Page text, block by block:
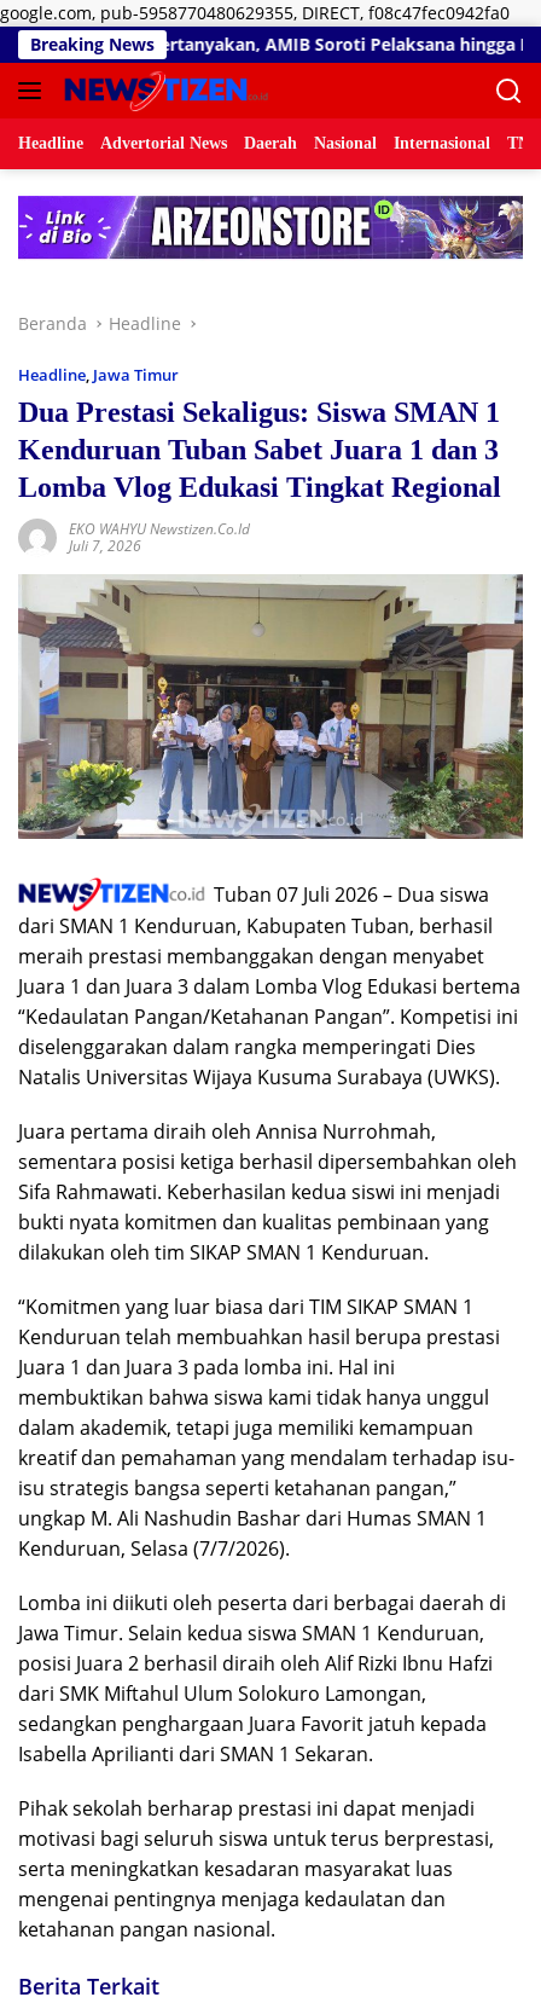
google.com, pub-5958770480629355, DIRECT, f08c47fec0942fa0
ke
Breaking News
AMIB Soroti Pelaksana hingga Progres Pekerjaan
Headline Advertorial News Daerah Nasional Internasional
Beranda Headline
Headline, Jawa Timur
Dua Prestasi Sekaligus: Siswa SMAN 1
Kenduruan Tuban Sabet Juara 1 dan 3
Lomba Vlog Edukasi Tingkat Regional
EKO WAHYU Newstizen.co.id
Juli 7, 2026
Tuban 07 Juli 2026 – Dua siswa
dari SMAN 1 Kenduruan, Kabupaten Tuban, berhasil
meraih prestasi membanggakan dengan menyabet
Juara 1 dan Juara 3 dalam Lomba Vlog Edukasi bertema
“Kedaulatan Pangan/Ketahanan Pangan”. Kompetisi ini
diselenggarakan dalam rangka memperingati Dies
Natalis Universitas Wijaya Kusuma Surabaya (UWKS).
Juara pertama diraih oleh Annisa Nurrohmah,
sementara posisi ketiga berhasil dipersembahkan oleh
Sifa Rahmawati. Keberhasilan kedua siswi ini menjadi
bukti nyata komitmen dan kualitas pembinaan yang
dilakukan oleh tim SIKAP SMAN 1 Kenduruan.
“Komitmen yang luar biasa dari TIM SIKAP SMAN 1
Kenduruan telah membuahkan hasil berupa prestasi
Juara 1 dan Juara 3 pada lomba ini. Hal ini
membuktikan bahwa siswa kami tidak hanya unggul
dalam akademik, tetapi juga memiliki kemampuan
kreatif dan pemahaman yang mendalam terhadap isu-
isu strategis bangsa seperti ketahanan pangan,”
ungkap M. Ali Nashudin Bashar dari Humas SMAN 1
Kenduruan, Selasa (7/7/2026).
Lomba ini diikuti oleh peserta dari berbagai daerah di
Jawa Timur. Selain kedua siswa SMAN 1 Kenduruan,
posisi Juara 2 berhasil diraih oleh Alif Rizki Ibnu Hafzi
dari SMK Miftahul Ulum Solokuro Lamongan,
sedangkan penghargaan Juara Favorit jatuh kepada
Isabella Aprilianti dari SMAN 1 Sekaran.
Pihak sekolah berharap prestasi ini dapat menjadi
motivasi bagi seluruh siswa untuk terus berprestasi,
serta meningkatkan kesadaran masyarakat luas
mengenai pentingnya menjaga kedaulatan dan
ketahanan pangan nasional.
Berita Terkait